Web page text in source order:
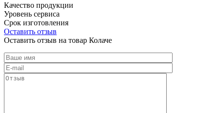
Качество продукции
Уровень сервиса
Срок изготовления
Оставить отзыв
Оставить отзыв на товар Колаче